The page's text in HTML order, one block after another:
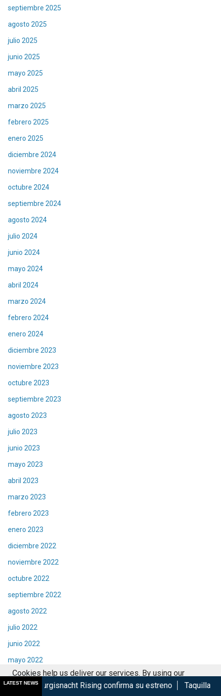
septiembre 2025
agosto 2025
julio 2025
junio 2025
mayo 2025
abril 2025
marzo 2025
febrero 2025
enero 2025
diciembre 2024
noviembre 2024
octubre 2024
septiembre 2024
agosto 2024
julio 2024
junio 2024
mayo 2024
abril 2024
marzo 2024
febrero 2024
enero 2024
diciembre 2023
noviembre 2023
octubre 2023
septiembre 2023
agosto 2023
julio 2023
junio 2023
mayo 2023
abril 2023
marzo 2023
febrero 2023
enero 2023
diciembre 2022
noviembre 2022
octubre 2022
septiembre 2022
agosto 2022
julio 2022
junio 2022
mayo 2022
abril 2022
LATEST NEWS
Rising confirma su estreno Taquilla de Spider-Man
Cookies help us deliver our services. By using our
services, you agree to our use of cookies.
Got it